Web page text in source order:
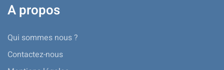
A propos
Qui sommes nous ?
Contactez-nous